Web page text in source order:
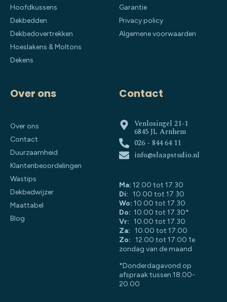
Hoofdkussens
Dekbedden
Dekbedovertrekken
Hoeslakens & Moltons
Dekens
Garantie
Privacy policy
Algemene voorwaarden
Over ons
Over ons
Contact
Duurzaamheid
Klantenbeoordelingen
Wastips
Dekbedwijzer
Maattabel
Blog
Contact
Venlosingel 21-1
6845 JL Arnhem
026 - 844 64 11
info@slaapstudio.nl
Ma: 12.00 tot 17.30
Di: 10.00 tot 17.30
Wo: 10.00 tot 17.30
Do: 10.00 tot 17.30*
Vr: 10.00 tot 17.30
Za: 10.00 tot 17.00
Zo: 12.00 tot 17.00 1e
zondag van de maand
*Donderdagavond op
afspraak tussen 18.00-
20.00